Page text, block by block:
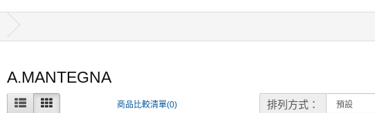
A.MANTEGNA
商品比較清單(0) 排列方式：